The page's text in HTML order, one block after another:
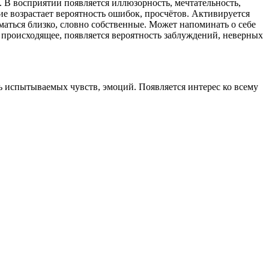
появляется иллюзорность, мечтательность,
возрастает вероятность ошибок, просчётов. Активируется
близко, словно собственные. Может напоминать о себе
появляется вероятность заблуждений, неверных
чувств, эмоций. Появляется интерес ко всему